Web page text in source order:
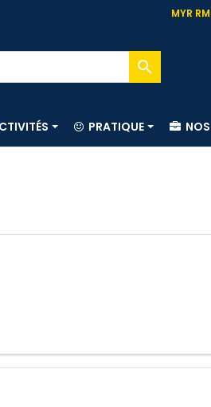
MYR RM

PRATIQUE